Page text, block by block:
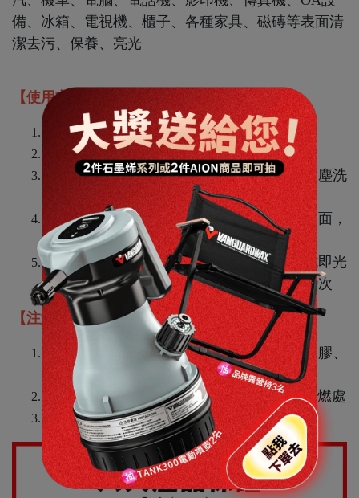
備、冰箱、電視機、櫃子、各種家具、磁磚等表面清
潔去污、保養、亮光
【使用方法】
使用前請輕搖，使本劑均勻混合
先將物體表面的塵埃用乾淨的布輕輕拭淨
如果是車輛去汙除刮痕，請先泡沫洗車將灰塵洗
淨，並將車體擦乾
使用乾淨的超細纖維布沾取本劑輕抹物體表面，
倘若氣候乾燥棉布應先浸溼
物體表面塗抹本劑乾燥後，以乾淨的布輕拭即光
亮潔淨，倘污染較甚則用力推擦或再塗擦一次
【注意事項】
不能使用於塑料部件及未塗裝的保險桿、橡膠、
皮革、玻璃等處
勿放置高溫日照40℃以上，不可放置火源易燃處
請置於兒童不易拿取之處；且請勿食用